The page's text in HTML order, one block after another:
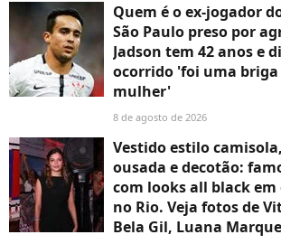
Quem é o ex-jogador
São Paulo preso por
Jadson tem 42 anos e
ocorrido 'foi uma briga
mulher'
8 de agosto de 2026
Vestido estilo
ousada e decotão:
com looks all black em
no Rio. Veja fotos de
Bela Gil, Luana